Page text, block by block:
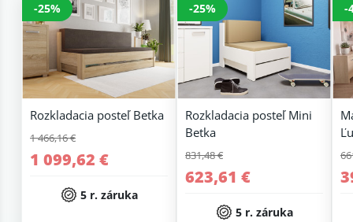
-25%
Rozkladacia posteľ Betka
1 466,16 €
1 099,62 €
5 r. záruka
-25%
Rozkladacia posteľ Mini
Betka
831,48 €
623,61 €
5 r. záruka
-